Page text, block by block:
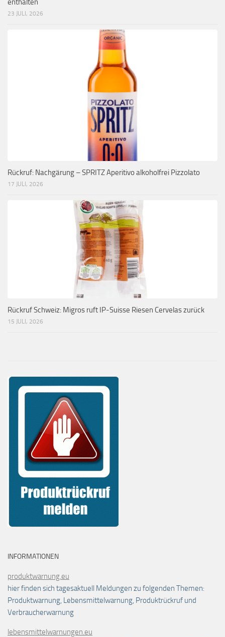
enthalten
23 JULI, 2026
Rückruf: Nachgärung – SPRITZ Aperitivo alkoholfrei Pizzolato
17 JULI, 2026
Rückruf Schweiz: Migros ruft IP-Suisse Riesen Cervelas zurück
15 JULI, 2026
INFORMATIONEN
produktwarnung.eu
hier finden sich tagesaktuell Meldungen zu folgenden Themen:
Produktwarnung, Lebensmittelwarnung, Produktrückruf und
Verbraucherwarnung
lebensmittelwarnungen.eu